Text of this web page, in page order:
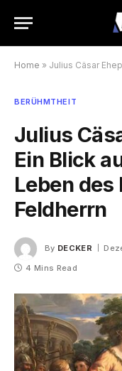
Home » Julius Cäsar
BERÜHMTHEIT
Julius
Ein Blick
Leben
Feldherrn
By DECKER
4 Mins Read